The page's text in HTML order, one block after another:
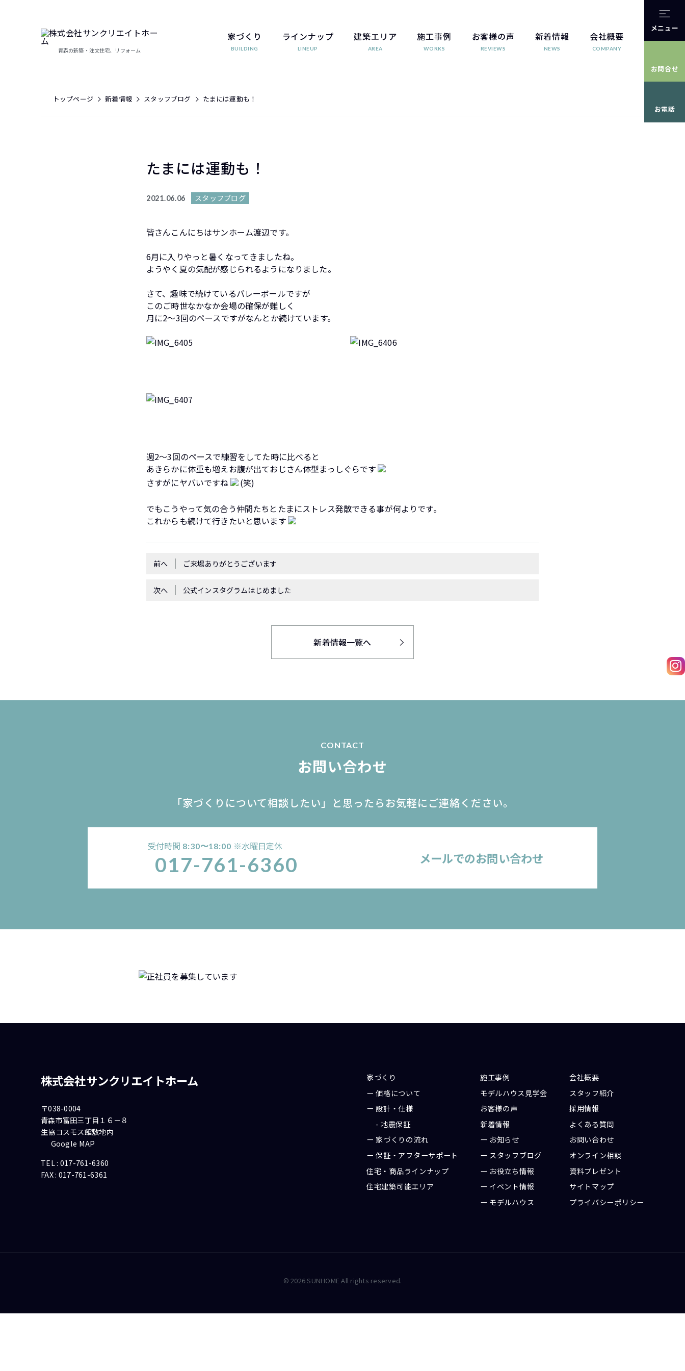
青森の新築・注文住宅、リフォーム
家づくり
BUILDING
ラインナップ
LINEUP
建築エリア
AREA
施工事例
WORKS
お客様の声
REVIEWS
新着情報
NEWS
会社概要
COMPANY
メニュー
お問合せ
お電話
トップページ 新着情報 スタッフブログ たまには運動も！
たまには運動も！
2021.06.06 スタッフブログ
皆さんこんにちはサンホーム渡辺です。
6月に入りやっと暑くなってきましたね。
ようやく夏の気配が感じられるようになりました。
さて、趣味で続けているバレーボールですが
このご時世なかなか会場の確保が難しく
月に2～3回のペースですがなんとか続けています。
週2～3回のペースで練習をしてた時に比べると
あきらかに体重も増えお腹が出ておじさん体型まっしぐらです
さすがにヤバいですね
(笑)
でもこうやって気の合う仲間たちとたまにストレス発散できる事が何よりです。
これからも続けて行きたいと思います
前へ ご来場ありがとうございます
次へ 公式インスタグラムはじめました
新着情報一覧へ
CONTACT
お問い合わせ
「家づくりについて相談したい」 と思ったらお気軽にご連絡ください。
受付時間 8:30〜18:00 ※水曜日定休
017-761-6360 メールでのお問い合わせ
株式会社サンクリエイトホーム
〒038-0004
青森市富田三丁目１６－８
生協コスモス館敷地内
Google MAP
TEL : 017-761-6360
FAX : 017-761-6361
家づくり
価格について
設計・仕様
地震保証
家づくりの流れ
保証・アフターサポート
住宅・商品ラインナップ
住宅建築可能エリア
施工事例
モデルハウス見学会
お客様の声
新着情報
お知らせ
スタッフブログ
お役立ち情報
イベント情報
モデルハウス
会社概要
スタッフ紹介
採用情報
よくある質問
お問い合わせ
オンライン相談
資料プレゼント
サイトマップ
プライバシーポリシー
©2026SUNHOME All rights reserved.